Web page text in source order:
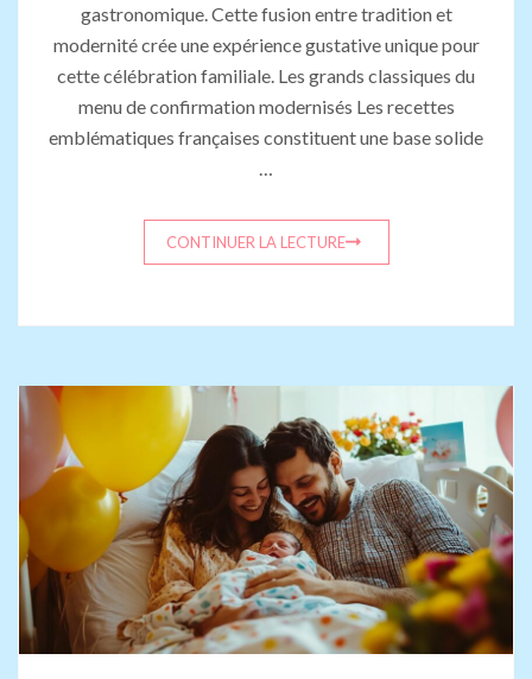
gastronomique. Cette fusion entre tradition et
modernité crée une expérience gustative unique pour
cette célébration familiale. Les grands classiques du
menu de confirmation modernisés Les recettes
emblématiques françaises constituent une base solide
…
CONTINUER LA LECTURE